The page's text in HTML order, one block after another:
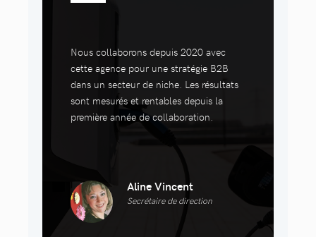
Nous collaborons depuis 2020 avec
cette agence pour une stratégie B2B
dans un secteur de niche. Les résultats
sont mesurés et rentables depuis la
première année de collaboration.
Aline Vincent
Secrétaire de direction